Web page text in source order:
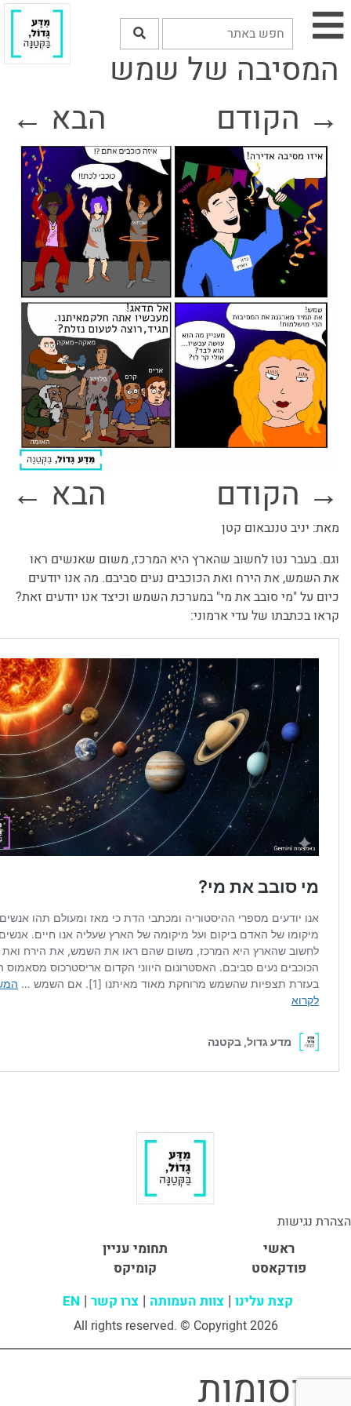
המסיבה של שמש
→ הקודם
הבא ←
→ הקודם הבא ←
מאת: יניב טננבאום קטן
וגם. בעבר נטו לחשוב שהארץ היא המרכז, משום שאנשים ראו
את השמש, את הירח ואת הכוכבים נעים סביבם. מה אנו יודעים
כיום על "מי סובב את מי" במערכת השמש וכיצד אנו יודעים זאת?
קראו בכתבתו של עדי ארמוני:
הצהרת נגישות
ראשי
תחומי עניין
פודקאסט
קומיקס
קצת עלינו צוות העמותה צרו קשר EN
All rights reserved. © Copyright 2026
פרסומות